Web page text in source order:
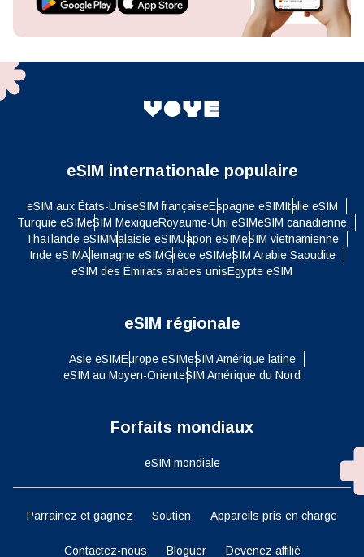
eSIM internationale populaire
eSIM aux États-UniseSIM françaiseEspagne eSIMItalie eSIM
Turquie eSIMeSIM MexiqueRoyaume-Uni eSIMeSIM canadienne
Thaïlande eSIMMalaisie eSIMJapon eSIMeSIM vietnamienne
Inde eSIMAllemagne eSIMGrèce eSIMeSIM Arabie Saoudite
eSIM des Émirats arabes unisEgypte eSIM
eSIM régionale
Asie eSIMEurope eSIMeSIM Amérique latine
eSIM au Moyen-OrienteSIM Amérique du Nord
Forfaits mondiaux
eSIM mondiale
Parrainez et gagnez Soutien Appareils pris en charge
Contactez-nous Bloguer Devenez affilié